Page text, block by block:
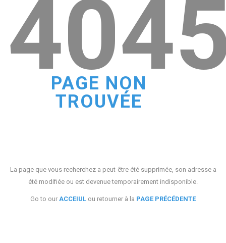
PAGE NON
TROUVÉE
La page que vous recherchez a peut-être été supprimée, son adresse a
été modifiée ou est devenue temporairement indisponible.
Go to our ACCEIUL ou retourner à la PAGE PRÉCÉDENTE